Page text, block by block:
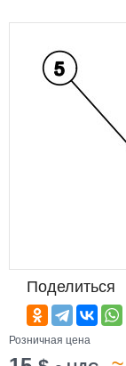
Поделиться
Розничная цена